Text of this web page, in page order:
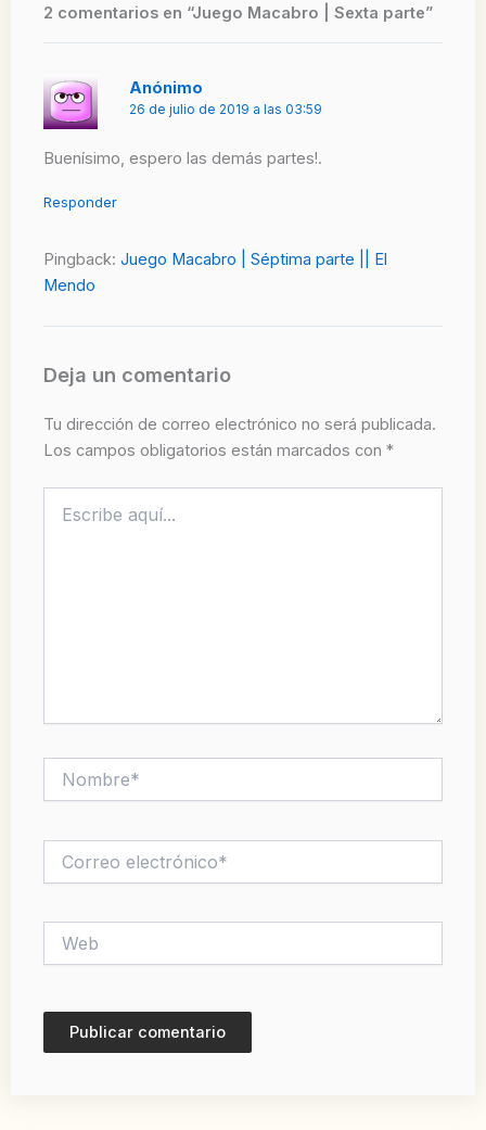
2 comentarios en “Juego Macabro | Sexta parte”
Anónimo
26 de julio de 2019 a las 03:59
Buenísimo, espero las demás partes!.
Responder
Pingback: Juego Macabro | Séptima parte || El
Mendo
Deja un comentario
Tu dirección de correo electrónico no será publicada.
Los campos obligatorios están marcados con *
aquí...
electrónico*